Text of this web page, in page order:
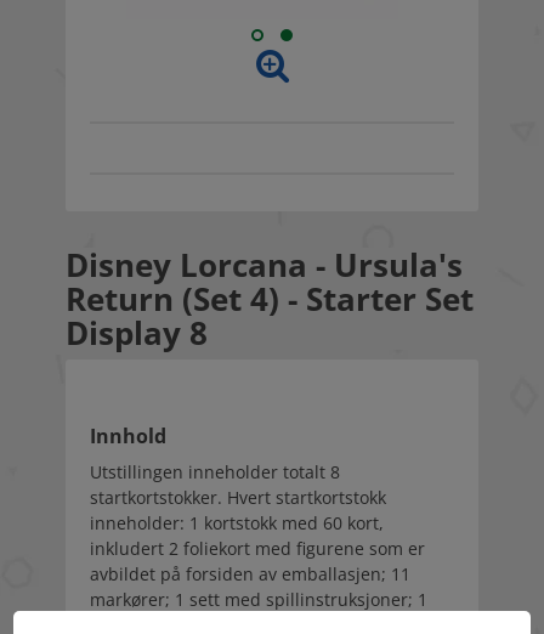
Disney Lorcana - Ursula's
Return (Set 4) - Starter Set
Display 8
Innhold
Utstillingen inneholder totalt 8
startkortstokker. Hvert startkortstokk
inneholder: 1 kortstokk med 60 kort,
inkludert 2 foliekort med figurene som er
avbildet på forsiden av emballasjen; 11
markører; 1 sett med spillinstruksjoner; 1